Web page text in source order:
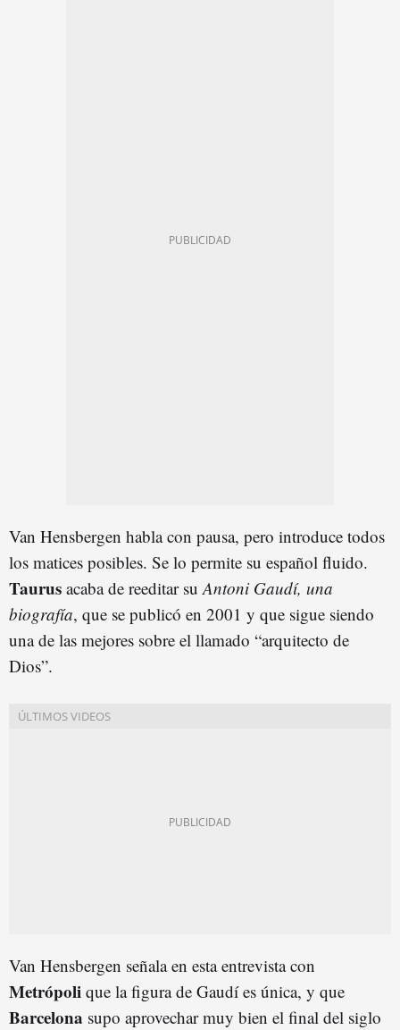
Van Hensbergen habla con pausa, pero introduce todos
los matices posibles. Se lo permite su español fluido.
Taurus acaba de reeditar su Antoni Gaudí, una
biografía, que se publicó en 2001 y que sigue siendo
una de las mejores sobre el llamado “arquitecto de
Dios”.
Van Hensbergen señala en esta entrevista con
Metrópoli que la figura de Gaudí es única, y que
Barcelona supo aprovechar muy bien el final del siglo